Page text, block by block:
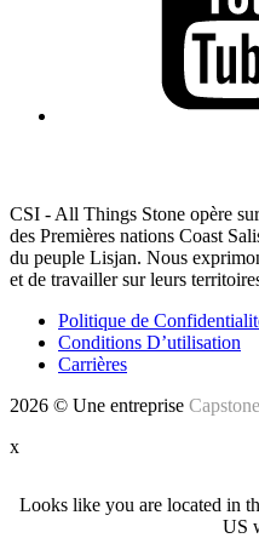
CSI - All Things Stone opère
des Premières nations Coast
du peuple Lisjan. Nous
et de travailler sur leurs
Politique de
Conditions D’utilisation
Carrières
2026 © Une entreprise Capstone
x
Looks like you are located in
US